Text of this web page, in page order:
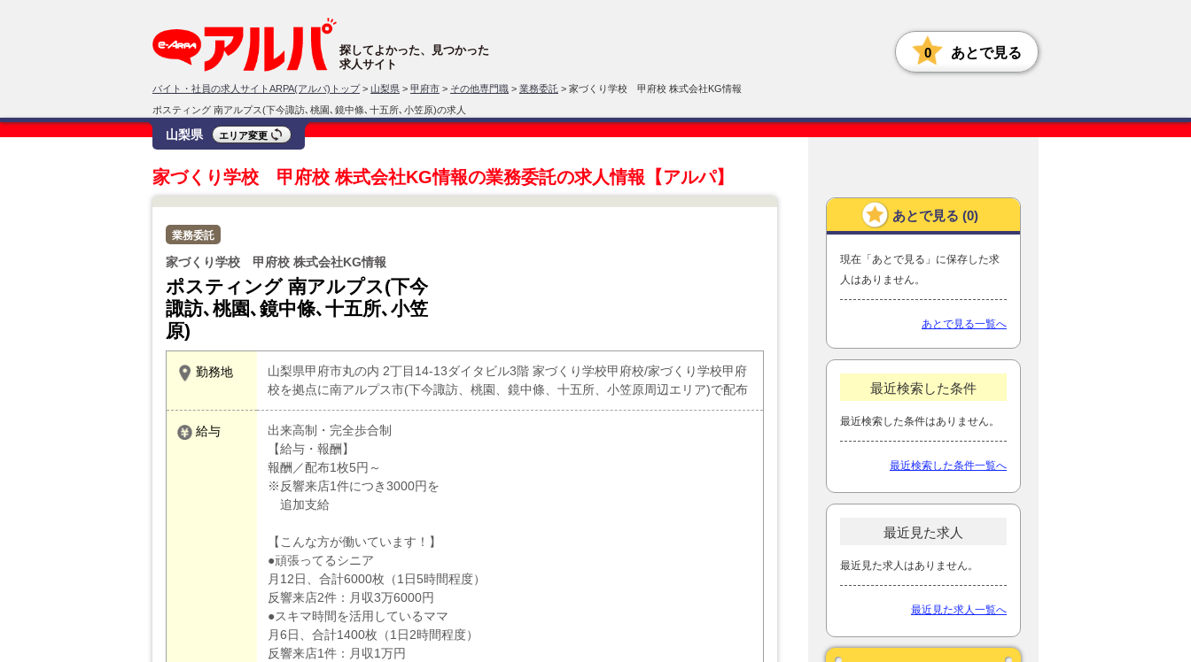
探してよかった、見つかった
求人サイト
バイト・社員の求人サイトARPA(アルパ)トップ > 山梨県 > 甲府市 > その他専門職 > 業務委託 > 家づくり学校 甲府校 株式会社KG情報
ポスティング 南アルプス(下今諏訪､桃園､鏡中條､十五所､小笠原)の求人
0 あとで見る
山梨県 エリア変更
家づくり学校 甲府校 株式会社KG情報の業務委託の求人情報【アルパ】
業務委託
家づくり学校 甲府校 株式会社KG情報
ポスティング 南アルプス(下今
諏訪､桃園､鏡中條､十五所､小笠
原)
勤務地
山梨県甲府市丸の内 2丁目14-13ダイタビル3階 家づくり学校甲府校/家づくり学校甲府
校を拠点に南アルプス市(下今諏訪、桃園、鏡中條、十五所、小笠原周辺エリア)で配布
給与
出来高制・完全歩合制
【給与・報酬】
報酬／配布1枚5円～
※反響来店1件につき3000円を
追加支給
【こんな方が働いています！】
●頑張ってるシニア
月12日、合計6000枚（1日5時間程度）
反響来店2件：月収3万6000円
●スキマ時間を活用しているママ
月6日、合計1400枚（1日2時間程度）
反響来店1件：月収1万円
あとで見る (0)
現在「あとで見る」に保存した求
人はありません。
あとで見る一覧へ
最近検索した条件
最近検索した条件はありません。
最近検索した条件一覧へ
最近見た求人
最近見た求人はありません。
最近見た求人一覧へ